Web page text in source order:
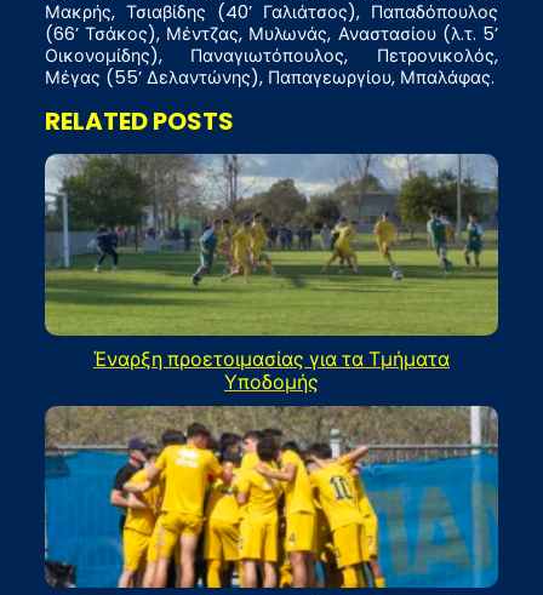
Μακρής, Τσιαβίδης (40’ Γαλιάτσος), Παπαδόπουλος
(66’ Τσάκος), Μέντζας, Μυλωνάς, Αναστασίου (λ.τ. 5’
Οικονομίδης), Παναγιωτόπουλος, Πετρονικολός,
Μέγας (55’ Δελαντώνης), Παπαγεωργίου, Μπαλάφας.
RELATED POSTS
Έναρξη προετοιμασίας για τα Τμήματα
Υποδομής